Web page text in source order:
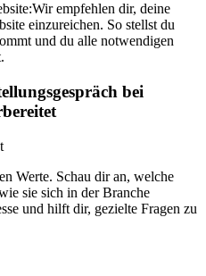
Wir empfehlen dir, deine
einzureichen. So stellst du
und du alle notwendigen
bei
Werte. Schau dir an, welche
sie sich in der Branche
und hilft dir, gezielte Fragen zu